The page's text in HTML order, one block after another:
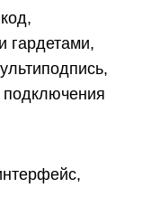
гардетами,
подключения